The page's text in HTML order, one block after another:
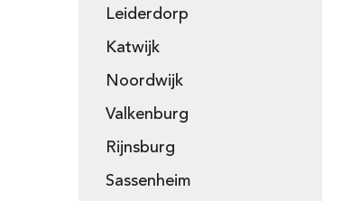
Leiderdorp
Katwijk
Noordwijk
Valkenburg
Rijnsburg
Sassenheim